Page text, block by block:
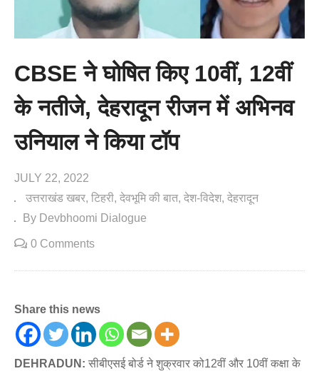
CBSE ने घोषित किए 10वीं, 12वीं
के नतीजे, देहरादून रीजन में अभिनव
उनियाल ने किया टॉप
JULY 22, 2022
उत्तराखंड खबर टिहरी देवभूमि की बात देश-विदेश देहरादून
By Devbhoomi Dialogue
0 Comments
Share this news
DEHRADUN: सीबीएसई बोर्ड ने शुक्रवार को12वीं और 10वीं कक्षा के